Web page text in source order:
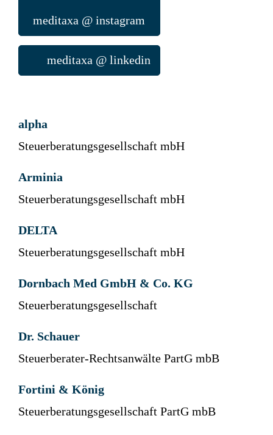
meditaxa @ instagram
meditaxa @ linkedin
alpha
Steuerberatungsgesellschaft mbH
Arminia
Steuerberatungsgesellschaft mbH
DELTA
Steuerberatungsgesellschaft mbH
Dornbach Med GmbH & Co. KG
Steuerberatungsgesellschaft
Dr. Schauer
Steuerberater-Rechtsanwälte PartG mbB
Fortini & König
Steuerberatungsgesellschaft PartG mbB